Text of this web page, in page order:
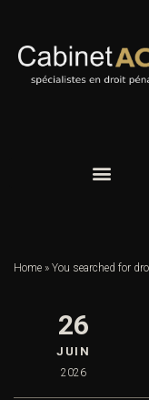
Home » You searched for
26
JUIN
2026